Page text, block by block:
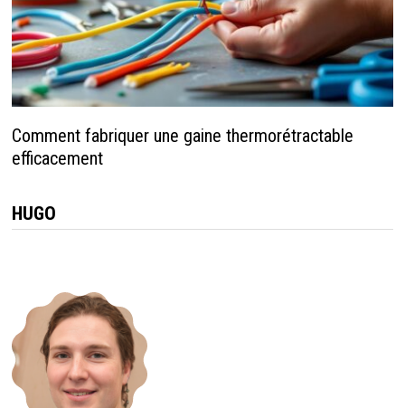
Comment fabriquer une gaine thermorétractable
efficacement
HUGO